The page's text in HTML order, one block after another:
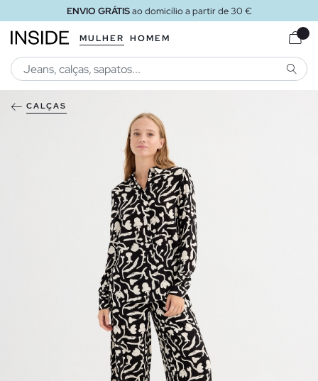
ENVIO GRÁTISao domicílio a partir de 30 €
MULHER HOMEM
CALÇAS